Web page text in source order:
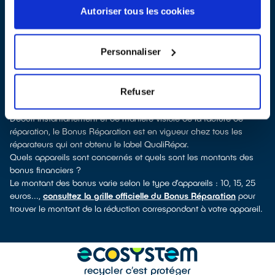
Autoriser tous les cookies
Personnaliser
Refuser
réparateurs labellisés QualiRépar . En cliquant sur la fiche
détaillée du réparateur, vous verrez pour quels types d’appareils
petit électroménager, TV, smartphone, outillage électroportatif : à
chaque famille d’appareils son réparateur spécialisé et labellisé
QualiRépar.
Comment bénéficier du Bonus Réparation à Castelnau-
d'Estrétefonds ?
Déduit instantanément et de manière visible de la facture de
réparation, le Bonus Réparation est en vigueur chez tous les
réparateurs qui ont obtenu le label QualiRépar.
Quels appareils sont concernés et quels sont les montants des
bonus financiers ?
Le montant des bonus varie selon le type d’appareils : 10, 15, 25
euros..., consultez la grille officielle du Bonus Réparation pour
trouver le montant de la réduction correspondant à votre appareil.